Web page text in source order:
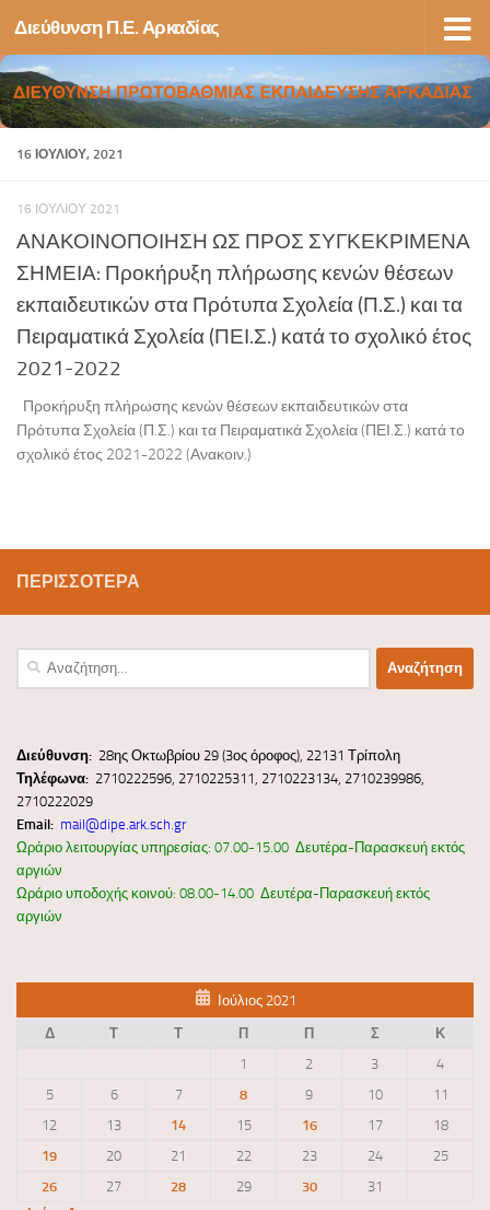
Skip to content
Διεύθυνση Π.Ε. Αρκαδίας
16 ΙΟΥΛΊΟΥ, 2021
16 ΙΟΥΛΊΟΥ 2021
ΑΝΑΚΟΙΝΟΠΟΙΗΣΗ ΩΣ ΠΡΟΣ ΣΥΓΚΕΚΡΙΜΕΝΑ
ΣΗΜΕΙΑ: Προκήρυξη πλήρωσης κενών θέσεων
εκπαιδευτικών στα Πρότυπα Σχολεία (Π.Σ.) και τα
Πειραματικά Σχολεία (ΠΕΙ.Σ.) κατά το σχολικό έτος
2021-2022
Προκήρυξη πλήρωσης κενών θέσεων εκπαιδευτικών στα
Πρότυπα Σχολεία (Π.Σ.) και τα Πειραματικά Σχολεία (ΠΕΙ.Σ.) κατά το
σχολικό έτος 2021-2022 (Ανακοιν.)
ΠΕΡΙΣΣΌΤΕΡΑ
Αναζήτηση
Διεύθυνση: 28ης Οκτωβρίου 29 (3ος όροφος), 22131 Τρίπολη
Τηλέφωνα: 2710222596, 2710225311, 2710223134, 2710239986,
2710222029
Email: mail@dipe.ark.sch.gr
Ωράριο λειτουργίας υπηρεσίας: 07.00-15.00 Δευτέρα-Παρασκευή εκτός
αργιών
Ωράριο υποδοχής κοινού: 08.00-14.00 Δευτέρα-Παρασκευή εκτός
αργιών
Ιούλιος 2021
Δ
Τ Τ Π Π Σ
Κ
1
2 3
4
5
6 7 8 9 10
11
12
13 14 15 16 17
18
19
20 21 22 23 24
25
26
27 28 29 30
31